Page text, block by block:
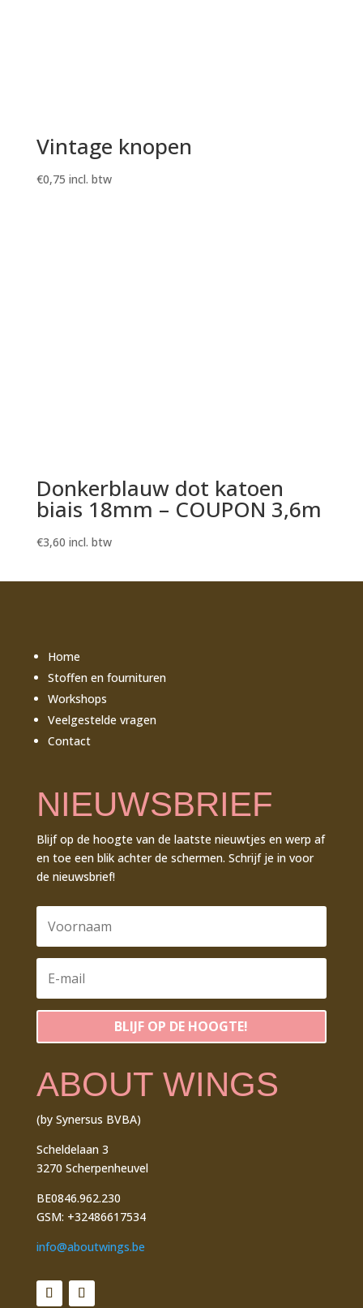
Vintage knopen
€0,75 incl. btw
Donkerblauw dot katoen
biais 18mm – COUPON 3,6m
€3,60 incl. btw
Home
Stoffen en fournituren
Workshops
Veelgestelde vragen
Contact
NIEUWSBRIEF
Blijf op de hoogte van de laatste nieuwtjes en werp af
en toe een blik achter de schermen. Schrijf je in voor
de nieuwsbrief!
BLIJF OP DE HOOGTE!
ABOUT WINGS
(by Synersus BVBA)
Scheldelaan 3
3270 Scherpenheuvel
BE0846.962.230
GSM: +32486617534
info@aboutwings.be